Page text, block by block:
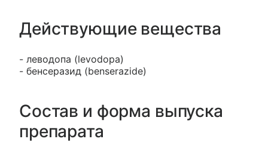
Действующие вещества
- леводопа (levodopa)
- бенсеразид (benserazide)
Состав и форма выпуска
препарата